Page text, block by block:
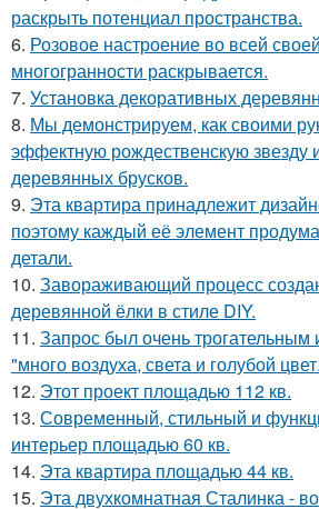
раскрыть потенциал пространства.
6. Розовое настроение во всей
многогранности раскрывается.
7. Установка декоративных
8. Мы демонстрируем, как своими
эффектную рождественскую звезду
деревянных брусков.
9. Эта квартира принадлежит
поэтому каждый её элемент
детали.
10. Завораживающий процесс
деревянной ёлки в стиле DIY.
11. Запрос был очень
"много воздуха, света и голубой цвет.
12. Этот проект площадью 112 кв.
13. Современный, стильный и
интерьер площадью 60 кв.
14. Эта квартира площадью 44 кв.
15. Эта двухкомнатная Сталинка -